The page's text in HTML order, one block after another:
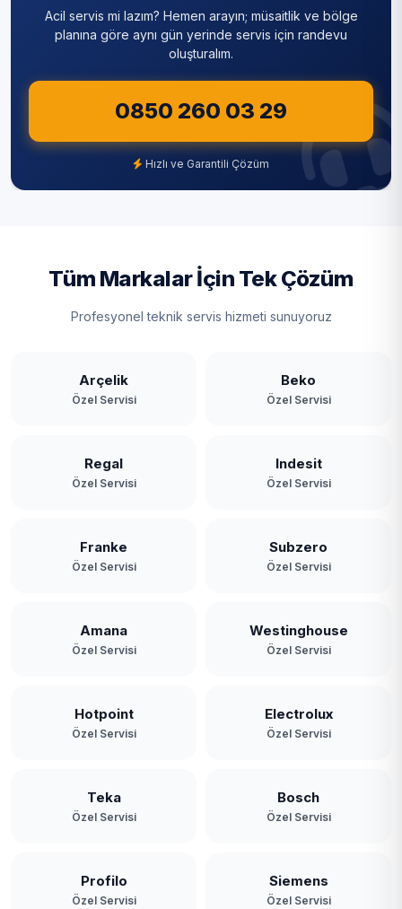
Sultanbeyli
Şişli
Tuzla
Üsküdar
Zeytinburnu
Acil servis mi lazım? Hemen arayın; müsaitlik ve bölge
planına göre aynı gün yerinde servis için randevu
oluşturalım.
0850 260 03 29
Hızlı ve Garantili Çözüm
Tüm Markalar İçin Tek Çözüm
Profesyonel teknik servis hizmeti sunuyoruz
Arçelik
Özel Servisi
Beko
Özel Servisi
Regal
Özel Servisi
Indesit
Özel Servisi
Franke
Özel Servisi
Subzero
Özel Servisi
Amana
Özel Servisi
Westinghouse
Özel Servisi
Hotpoint
Özel Servisi
Electrolux
Özel Servisi
Teka
Özel Servisi
Bosch
Özel Servisi
Profilo
Özel Servisi
Siemens
Özel Servisi